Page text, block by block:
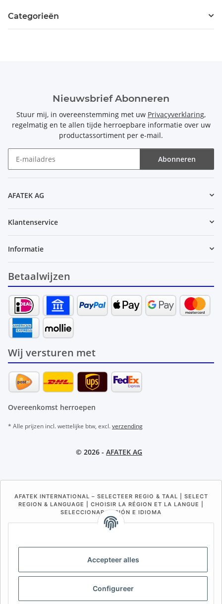
Accepteer alles
Configureer
Categorieën
Nieuwsbrief Abonneren
Stuur mij, in overeenstemming met uw Privacyverklaring,
regelmatig en te allen tijde herroepbare informatie over uw
productassortiment per e-mail.
Abonneren
AFATEK AG
Klantenservice
Informatie
Betaalwijzen
Wij versturen met
Overeenkomst herroepen
* Alle prijzen incl. wettelijke btw, excl.verzending
© 2026 - AFATEK AG
AFATEK INTERNATIONAL – SELECTEER REGIO & TAAL | SELECT
REGION & LANGUAGE | CHOISIR LA RÉGION ET LA LANGUE |
SELECCIONAR REGIÓN E IDIOMA
CH (IT) BE (NL) BE (FR) NL
USA
SE FI CZ HU SK